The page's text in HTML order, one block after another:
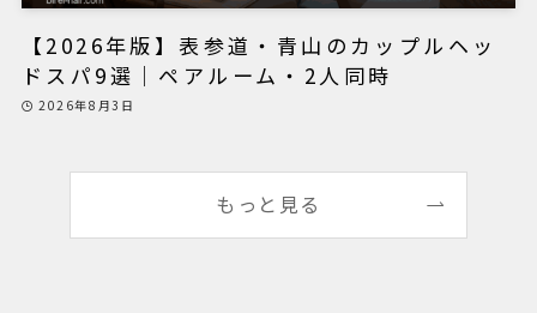
【2026年版】表参道・青山のカップルヘッ
ドスパ9選｜ペアルーム・2人同時
2026年8月3日
もっと見る